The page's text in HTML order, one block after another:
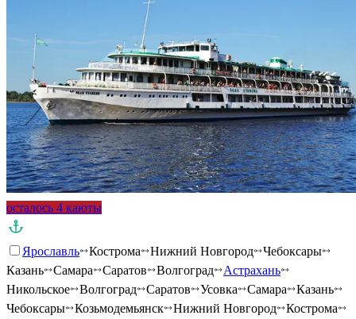
осталось 4 каюты
Ярославль Кострома Нижний Новгород
Чебоксары
Казань
Самара Саратов Волгоград
Астрахань
Никольское
Волгоград Саратов Усовка Самара
Казань
Чебоксары
Козьмодемьянск Нижний Новгород
Кострома